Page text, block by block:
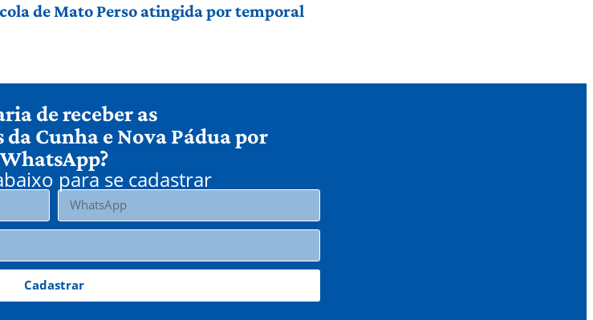
de Mato Perso atingida por temporal
de receber as
Cunha e Nova Pádua por
WhatsApp?
para se cadastrar
Cadastrar